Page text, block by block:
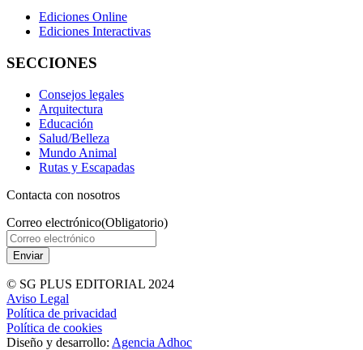
Ediciones Online
Ediciones Interactivas
SECCIONES
Consejos legales
Arquitectura
Educación
Salud/Belleza
Mundo Animal
Rutas y Escapadas
Contacta con nosotros
Correo electrónico(Obligatorio)
© SG PLUS EDITORIAL 2024
Aviso Legal
Política de privacidad
Política de cookies
Diseño y desarrollo: Agencia Adhoc